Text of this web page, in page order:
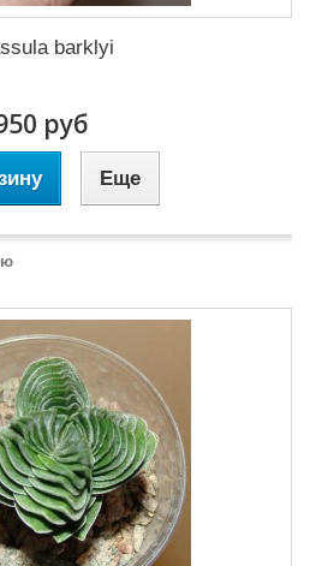
barklyi
руб
Еще